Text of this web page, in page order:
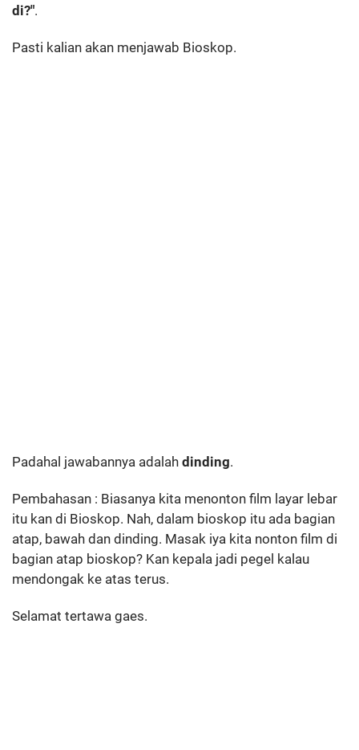
di?".
Pasti kalian akan menjawab Bioskop.
Padahal jawabannya adalah dinding.
Pembahasan : Biasanya kita menonton film layar lebar
itu kan di Bioskop. Nah, dalam bioskop itu ada bagian
atap, bawah dan dinding. Masak iya kita nonton film di
bagian atap bioskop? Kan kepala jadi pegel kalau
mendongak ke atas terus.
Selamat tertawa gaes.